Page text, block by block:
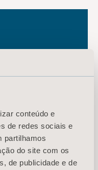
conteúdo e
de redes sociais e
partilhamos
do site com os
de publicidade e de